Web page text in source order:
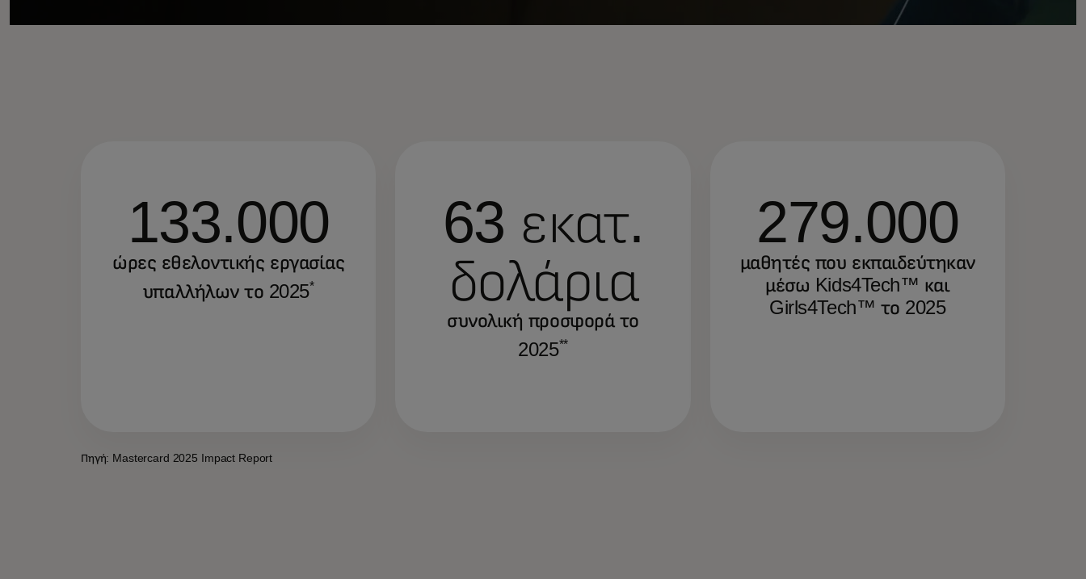
133.000
ώρες εθελοντικής εργασίας
υπαλλήλων το 2025*
63 εκατ.
δολάρια
συνολική προσφορά το
2025**
279.000
μαθητές που εκπαιδεύτηκαν
μέσω Kids4Tech™ και
Girls4Tech™ το 2025
Πηγή: Mastercard 2025 Impact Report